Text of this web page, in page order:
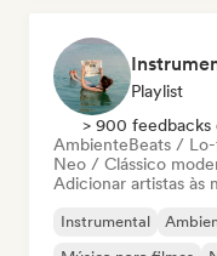
Playlist
> 900 feedbacks
AmbienteBeats /
Neo / Clássico
Adicionar artistas às
Instrumental